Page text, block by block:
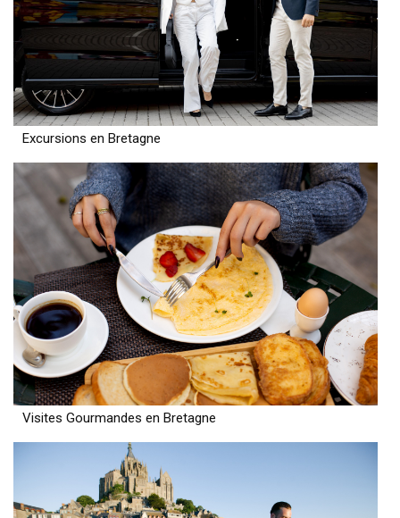
Excursions en Bretagne
Visites Gourmandes en Bretagne